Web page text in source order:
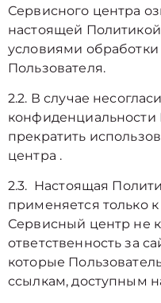
Сервисного центра
настоящей
условиями
Пользователя.
2.2. В случае
конфиденциальности
прекратить
центра .
2.3. Настоящая
применяется только
Сервисный центр не
ответственность за
которые
ссылкам, доступным